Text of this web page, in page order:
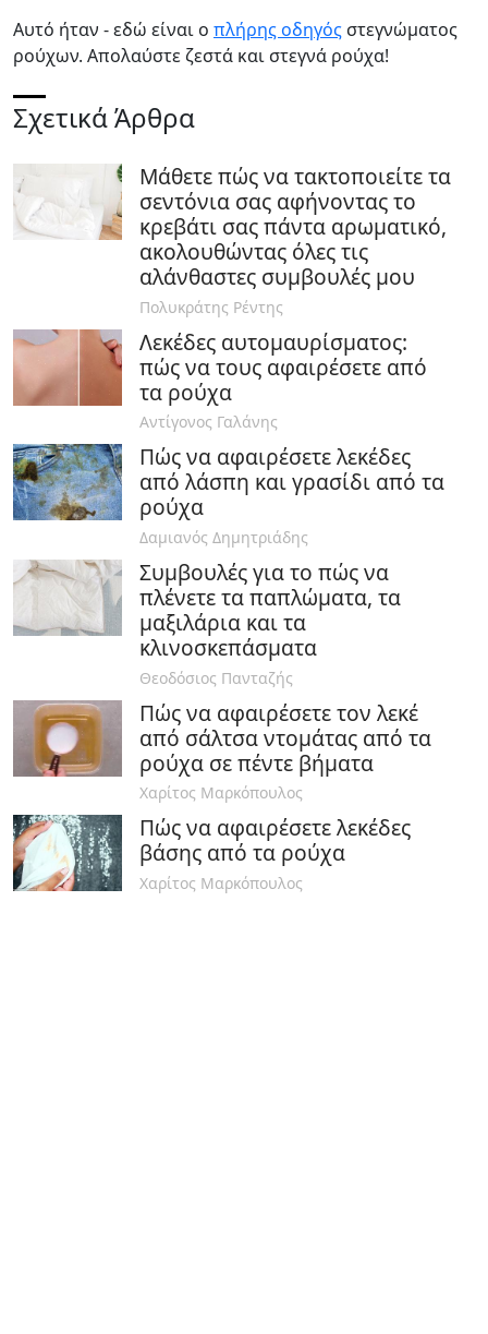
Αυτό ήταν - εδώ είναι ο πλήρης οδηγός στεγνώματος
ρούχων. Απολαύστε ζεστά και στεγνά ρούχα!
Σχετικά Άρθρα
Μάθετε πώς να τακτοποιείτε τα
σεντόνια σας αφήνοντας το
κρεβάτι σας πάντα αρωματικό,
ακολουθώντας όλες τις
αλάνθαστες συμβουλές μου
Πολυκράτης Ρέντης
Λεκέδες αυτομαυρίσματος:
πώς να τους αφαιρέσετε από
τα ρούχα
Αντίγονος Γαλάνης
Πώς να αφαιρέσετε λεκέδες
από λάσπη και γρασίδι από τα
ρούχα
Δαμιανός Δημητριάδης
Συμβουλές για το πώς να
πλένετε τα παπλώματα, τα
μαξιλάρια και τα
κλινοσκεπάσματα
Θεοδόσιος Πανταζής
Πώς να αφαιρέσετε τον λεκέ
από σάλτσα ντομάτας από τα
ρούχα σε πέντε βήματα
Χαρίτος Μαρκόπουλος
Πώς να αφαιρέσετε λεκέδες
βάσης από τα ρούχα
Χαρίτος Μαρκόπουλος